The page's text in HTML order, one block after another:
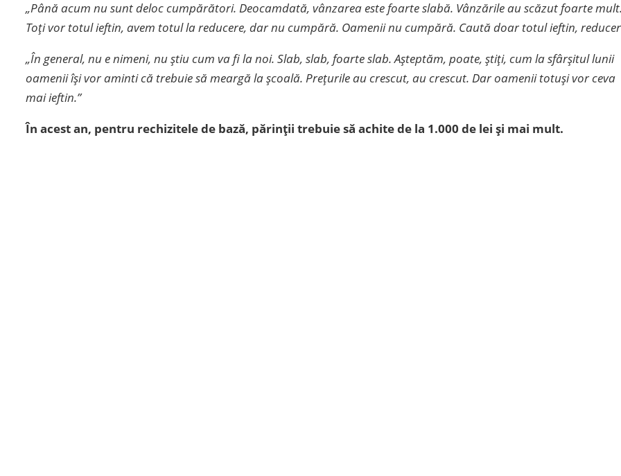
„Până acum nu sunt deloc cumpărători. Deocamdată, vânzarea este foarte slabă. Vânzările au scăzut foarte
Toți vor totul ieftin, avem totul la reducere, dar nu cumpără. Oamenii nu cumpără. Caută doar totul ieftin,
„În general, nu e nimeni, nu știu cum va fi la noi. Slab, slab, foarte slab. Așteptăm, poate, știți, cum la sfârșitul lunii
oamenii își vor aminti că trebuie să meargă la școală. Prețurile au crescut, au crescut. Dar oamenii totuși vor ceva
mai ieftin.”
În acest an, pentru rechizitele de bază, părinții trebuie să achite de la 1.000 de lei și mai mult.